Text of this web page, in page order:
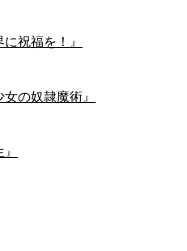
祝福を！』
の奴隷魔術』